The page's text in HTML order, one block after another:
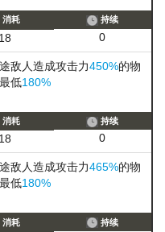
消耗
18
持续
0
敌人造成攻击力450%的物
低180%
消耗
18
持续
0
敌人造成攻击力465%的物
低180%
消耗 持续